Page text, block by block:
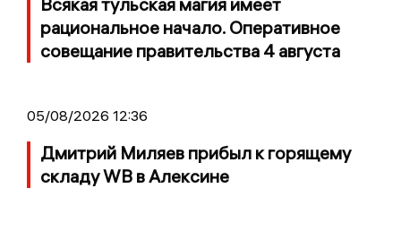
рациональное начало. Оперативное
совещание правительства 4 августа
05/08/2026 12:36
Дмитрий Миляев прибыл к горящему
складу WB в Алексине